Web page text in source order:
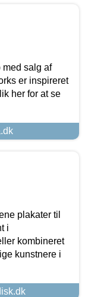
med salg af
er inspireret
her for at se
plakater til
i
kombineret
kunstnere i